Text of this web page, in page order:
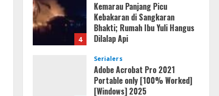
4
Kemarau Panjang Picu
Kebakaran di Sangkaran
Bhakti; Rumah Ibu Yuli Hangus
Dilalap Api
Serialers
Adobe Acrobat Pro 2021
Portable only [100% Worked]
[Windows] 2025